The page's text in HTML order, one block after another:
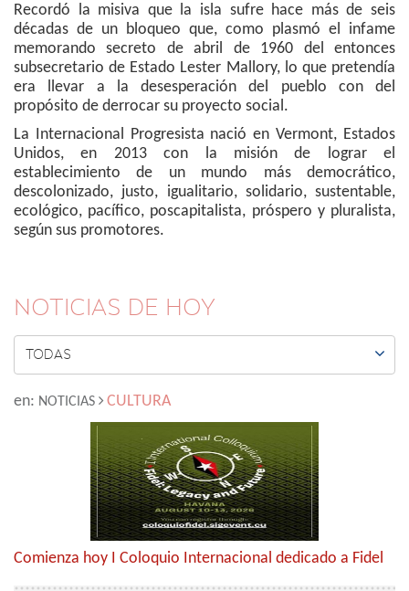
Recordó la misiva que la isla sufre hace más de seis
décadas de un bloqueo que, como plasmó el infame
memorando secreto de abril de 1960 del entonces
subsecretario de Estado Lester Mallory, lo que pretendía
era llevar a la desesperación del pueblo con del
propósito de derrocar su proyecto social.
La Internacional Progresista nació en Vermont, Estados
Unidos, en 2013 con la misión de lograr el
establecimiento de un mundo más democrático,
descolonizado, justo, igualitario, solidario, sustentable,
ecológico, pacífico, poscapitalista, próspero y pluralista,
según sus promotores.
NOTICIAS DE HOY
TODAS 
en: NOTICIAS CULTURA
Comienza hoy I Coloquio Internacional dedicado a Fidel